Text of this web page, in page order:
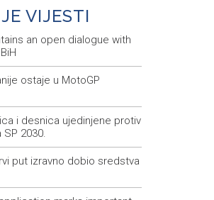
VIJESTI
an open dialogue with
ostaje u MotoGP
i desnica ujedinjene protiv
2030.
put izravno dobio sredstva